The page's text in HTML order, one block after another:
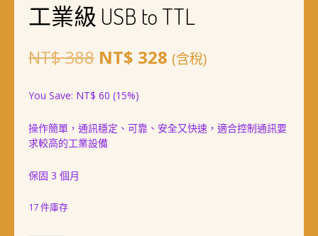
工業級 USB to TTL
NT$388 原
價
格：
NT$ 328 目
格：
(含稅)
You Save: NT$ 60 (15%)
操作簡單，通訊穩定、可靠、安全又快速，適合控制通訊要
求較高的工業設備
保固 3 個月
17 件庫存